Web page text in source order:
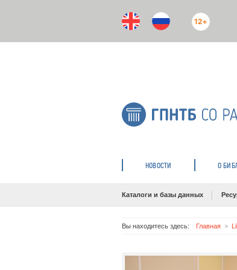
12+
НОВОСТИ О
Каталоги и базы данных
Вы находитесь здесь: Главная